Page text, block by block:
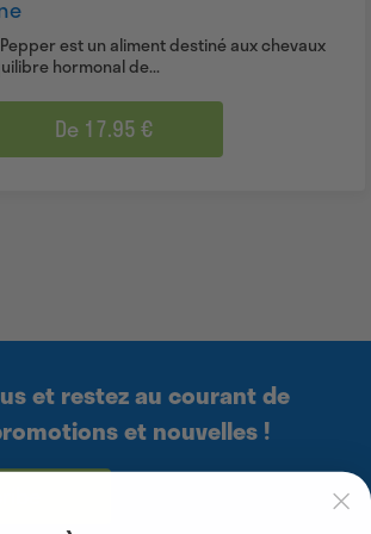
est un aliment destiné aux chevaux
hormonal de...
De 17.95 €
et restez au courant de
et nouvelles !